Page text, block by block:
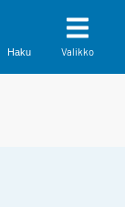
Haku Valikko